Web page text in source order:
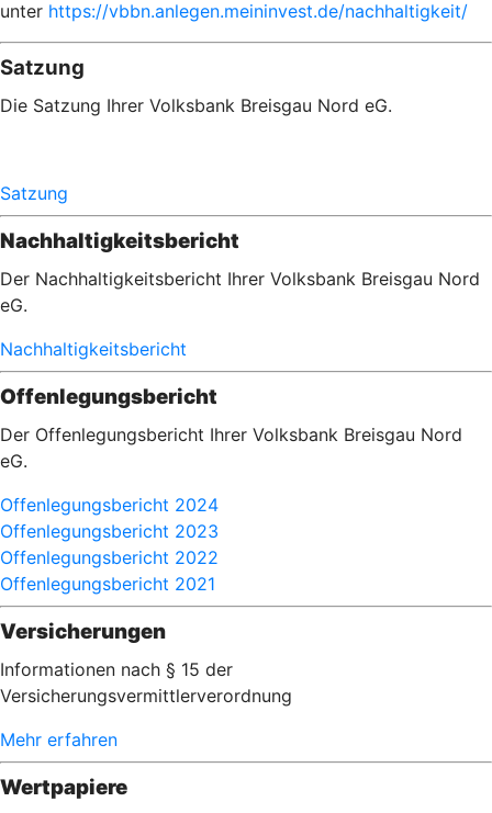
unter https://vbbn.anlegen.meininvest.de/nachhaltigkeit/
Satzung
Die Satzung Ihrer Volksbank Breisgau Nord eG.
Satzung
Nachhaltigkeitsbericht
Der Nachhaltigkeitsbericht Ihrer Volksbank Breisgau Nord
eG.
Nachhaltigkeitsbericht
Offenlegungsbericht
Der Offenlegungsbericht Ihrer Volksbank Breisgau Nord
eG.
Offenlegungsbericht 2024
Offenlegungsbericht 2023
Offenlegungsbericht 2022
Offenlegungsbericht 2021
Versicherungen
Informationen nach § 15 der
Versicherungsvermittlerverordnung
Mehr erfahren
Wertpapiere